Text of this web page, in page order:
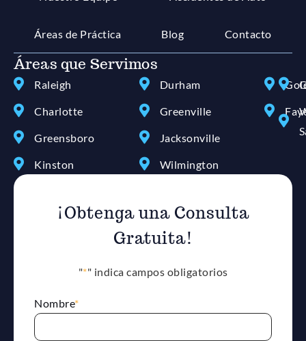
Áreas de Práctica Blog Contacto
Áreas que Servimos
Raleigh
Charlotte
Greensboro
Kinston
Durham
Greenville
Jacksonville
Wilmington
¡Obtenga una Consulta
Gratuita!
"*" indica campos obligatorios
Nombre*